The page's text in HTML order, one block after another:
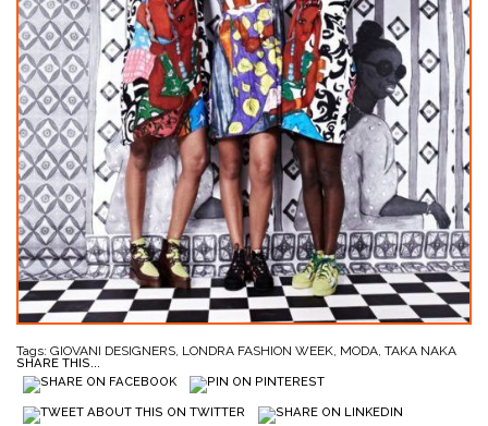
Tags: GIOVANI DESIGNERS, LONDRA FASHION WEEK, MODA, TAKA NAKA
SHARE THIS...